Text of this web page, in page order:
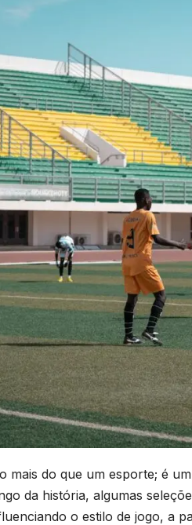
mais do que um esporte; é
da história, algumas
o estilo de jogo, a